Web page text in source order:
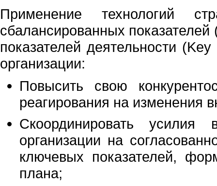
Применение технологий
сбалансированных
показателей деятельности
организации:
Повысить свою
реагирования на изменения
Скоординировать усилия
организации на
ключевых показателей,
плана;